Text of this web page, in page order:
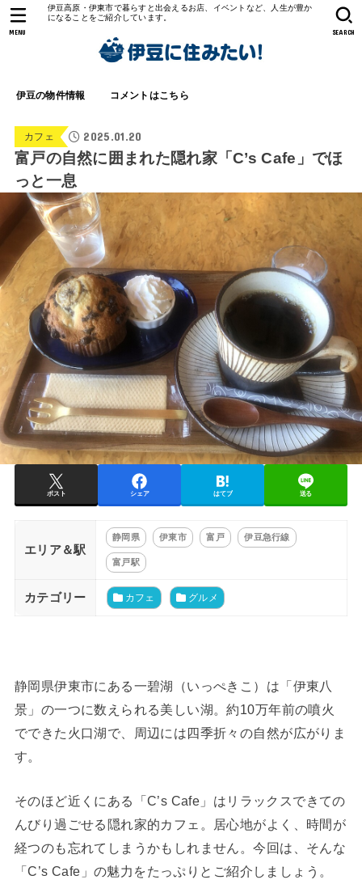
伊豆高原・伊東市で暮らすと出会えるお店、イベントなど、人生が豊か
になることをご紹介しています。
伊豆の物件情報 コメントはこちら
SEARCH
MENU
カフェ 2025.01.20
富戸の自然に囲まれた隠れ家「C’s Cafe」でほ
っと一息
ポスト シェア はてブ 送る
エリア＆駅
静岡県 伊東市 富戸 伊豆急行線
富戸駅
カテゴリー カフェ グルメ
静岡県伊東市にある一碧湖（いっぺきこ）は「伊東八
景」の一つに数えられる美しい湖。約10万年前の噴火
でできた火口湖で、周辺には四季折々の自然が広がりま
す。
そのほど近くにある「C’s Cafe」はリラックスできての
んびり過ごせる隠れ家的カフェ。居心地がよく、時間が
経つのも忘れてしまうかもしれません。今回は、そんな
「C’s Cafe」の魅力をたっぷりとご紹介しましょう。